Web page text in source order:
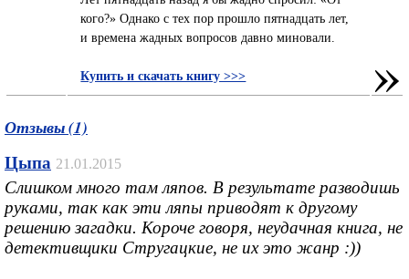
кого?» Однако с тех пор прошло пятнадцать лет,
и времена жадных вопросов давно миновали.
Купить и скачать книгу >>> »
Отзывы (1)
Цыпа 21.01.2015
Слишком много там ляпов. В результате разводишь
руками, так как эти ляпы приводят к другому
решению загадки. Короче говоря, неудачная книга, не
детективщики Стругацкие, не их это жанр :))